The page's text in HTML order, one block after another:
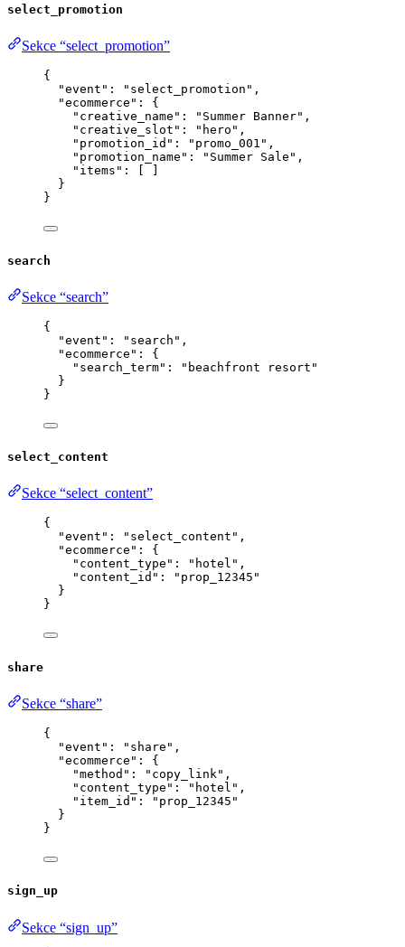
select_promotion
Sekce “select_promotion”
{
"event" : " select_promotion " ,
"ecommerce" : {
"creative_name" : " Summer Banner" ,
"creative_slot" : " hero " ,
"promotion_id" : " promo_001 " ,
"promotion_name" : " Summer Sale " ,
"items" : [ ]
}
}
search
Sekce “search”
{
"event" : " search " ,
"ecommerce" : {
"search_term" : " beachfront resort "
}
}
select_content
Sekce “select_content”
{
"event" : " select_content " ,
"ecommerce" : {
"content_type" : " hotel " ,
"content_id" : " prop_12345 "
}
}
share
Sekce “share”
{
"event" : " share " ,
"ecommerce" : {
"method" : " copy_link " ,
"content_type" : " hotel " ,
"item_id" : " prop_12345 "
}
}
sign_up
Sekce “sign_up”